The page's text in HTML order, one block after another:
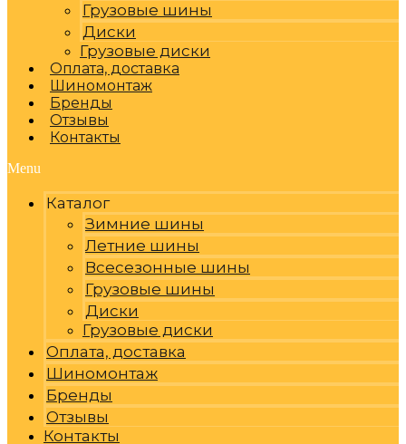
Грузовые шины
Диски
Грузовые диски
Оплата, доставка
Шиномонтаж
Бренды
Отзывы
Контакты
Menu
Каталог
Зимние шины
Летние шины
Всесезонные шины
Грузовые шины
Диски
Грузовые диски
Оплата, доставка
Шиномонтаж
Бренды
Отзывы
Контакты